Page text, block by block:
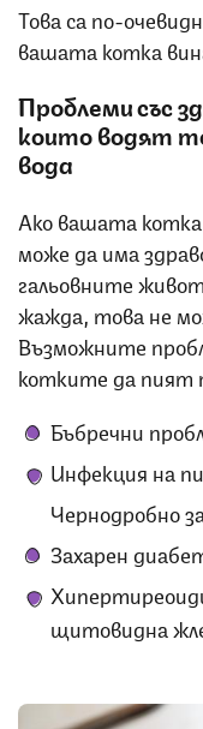
Това са по-
вашата котка
Проблеми със
които водят
вода
Ако вашата котка
може да има
гальовните
жажда, това не
Възможните
котките да пият
Бъбречни
Инфекция на
Чернодробно
Захарен
щитовидна